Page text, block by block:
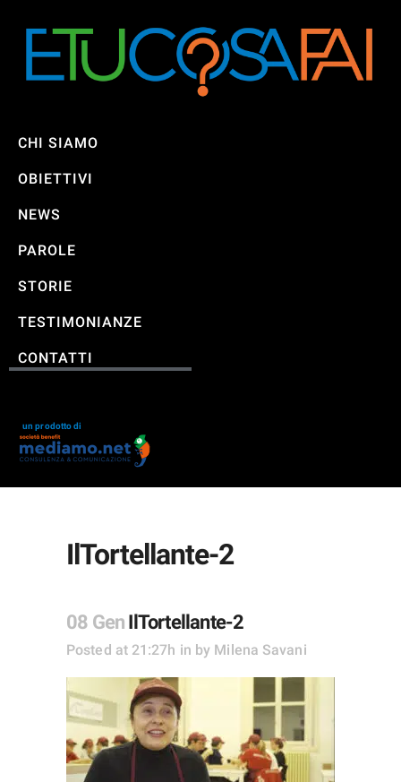
CHI SIAMO
OBIETTIVI
NEWS
PAROLE
STORIE
TESTIMONIANZE
CONTATTI
un prodotto di
IlTortellante-2
08 Gen IlTortellante-2
Posted at 21:27h in by Milena Savani